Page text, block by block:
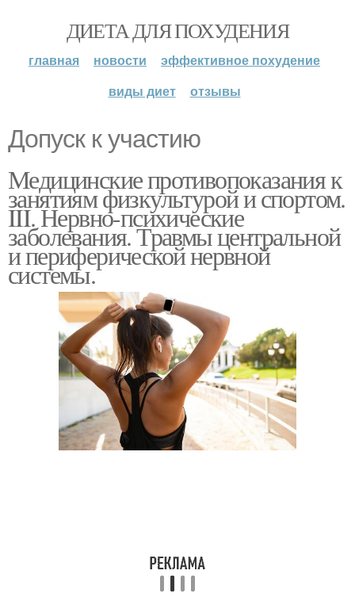
ДИЕТА ДЛЯ ПОХУДЕНИЯ
главная новости
эффективное похудение
виды диет
отзывы
Допуск к участию
Медицинские противопоказания к
занятиям физкультурой и спортом.
III. Нервно-психические
заболевания. Травмы центральной
и периферической нервной
системы.